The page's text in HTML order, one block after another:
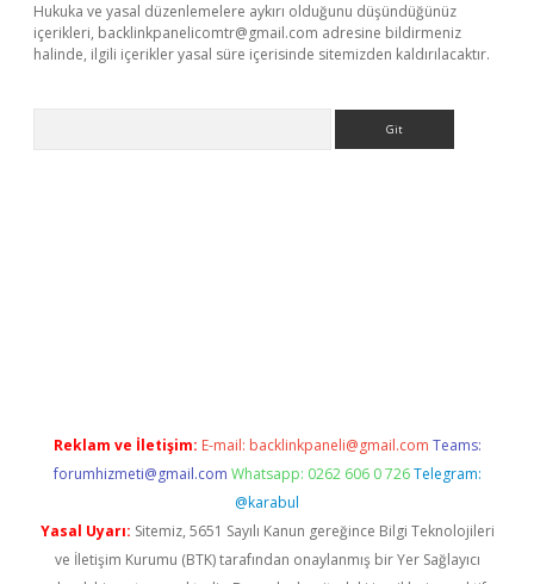
Hukuka ve yasal düzenlemelere aykırı olduğunu düşündüğünüz
içerikleri, backlinkpanelicomtr@gmail.com adresine bildirmeniz
halinde, ilgili içerikler yasal süre içerisinde sitemizden kaldırılacaktır.
Reklam ve İletişim: E-mail: backlinkpaneli@gmail.com Teams:
forumhizmeti@gmail.com Whatsapp: 0262 606 0 726 Telegram:
@karabul
Yasal Uyarı: Sitemiz, 5651 Sayılı Kanun gereğince Bilgi Teknolojileri
ve İletişim Kurumu (BTK) tarafından onaylanmış bir Yer Sağlayıcı